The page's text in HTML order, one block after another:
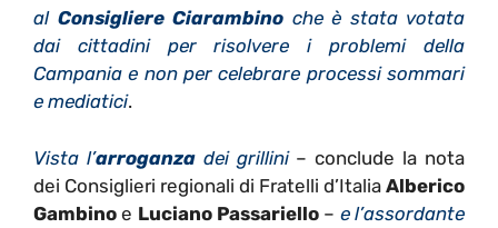
al Consigliere Ciarambino che è stata votata
dai cittadini per risolvere i problemi della
Campania e non per celebrare processi sommari
e mediatici.
Vista l’arroganzadei grillini– conclude la nota
dei Consiglieri regionali di Fratelli d’Italia Alberico
Gambino e Luciano Passariello – e l’assordante